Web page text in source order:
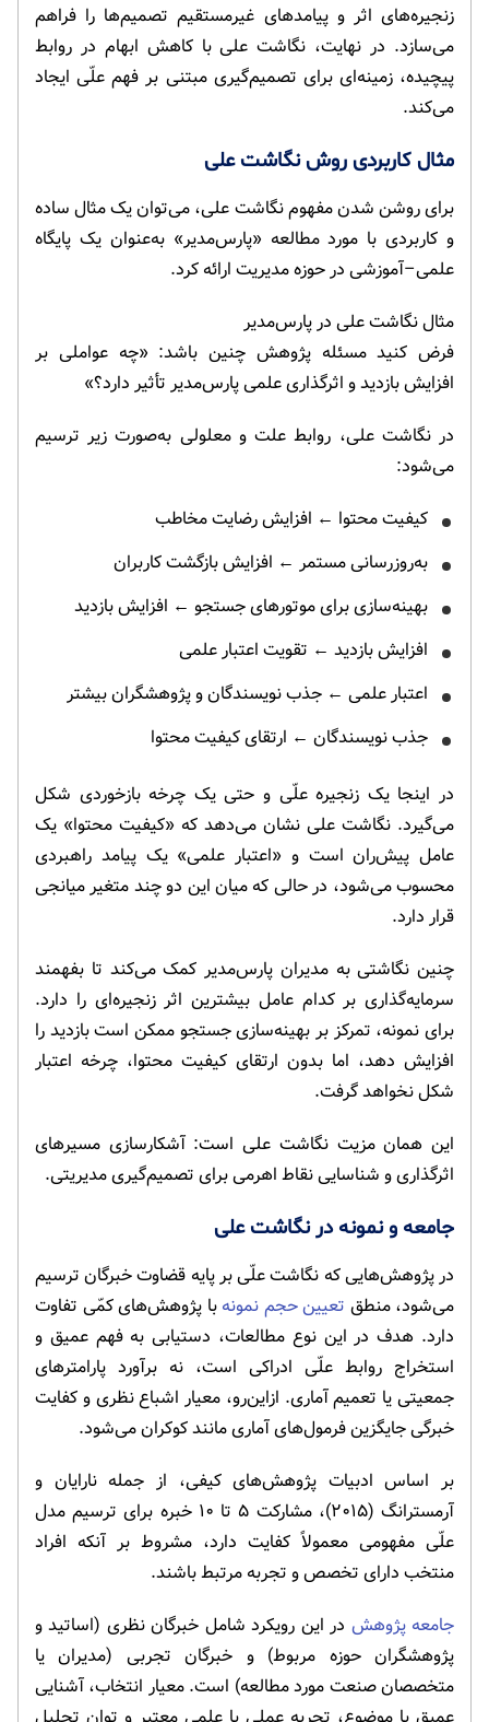
زنجیره‌های اثر و پیامدهای غیرمستقیم تصمیم‌ها را فراهم
می‌سازد. در نهایت، نگاشت علی با کاهش ابهام در روابط
پیچیده، زمینه‌ای برای تصمیم‌گیری مبتنی بر فهم علّی ایجاد
می‌کند.
مثال کاربردی روش نگاشت علی
برای روشن شدن مفهوم نگاشت علی، می‌توان یک مثال ساده
و کاربردی با مورد مطالعه «پارس‌مدیر» به‌عنوان یک پایگاه
علمی–آموزشی در حوزه مدیریت ارائه کرد.
مثال نگاشت علی در پارس‌مدیر
فرض کنید مسئله پژوهش چنین باشد: «چه عواملی بر
افزایش بازدید و اثرگذاری علمی پارس‌مدیر تأثیر دارد؟»
در نگاشت علی، روابط علت و معلولی به‌صورت زیر ترسیم
می‌شود:
کیفیت محتوا ← افزایش رضایت مخاطب
به‌روزرسانی مستمر ← افزایش بازگشت کاربران
بهینه‌سازی برای موتورهای جستجو ← افزایش بازدید
افزایش بازدید ← تقویت اعتبار علمی
اعتبار علمی ← جذب نویسندگان و پژوهشگران بیشتر
جذب نویسندگان ← ارتقای کیفیت محتوا
در اینجا یک زنجیره علّی و حتی یک چرخه بازخوردی شکل
می‌گیرد. نگاشت علی نشان می‌دهد که «کیفیت محتوا» یک
عامل پیش‌ران است و «اعتبار علمی» یک پیامد راهبردی
محسوب می‌شود، در حالی که میان این دو چند متغیر میانجی
قرار دارد.
چنین نگاشتی به مدیران پارس‌مدیر کمک می‌کند تا بفهمند
سرمایه‌گذاری بر کدام عامل بیشترین اثر زنجیره‌ای را دارد.
برای نمونه، تمرکز بر بهینه‌سازی جستجو ممکن است بازدید را
افزایش دهد، اما بدون ارتقای کیفیت محتوا، چرخه اعتبار
شکل نخواهد گرفت.
این همان مزیت نگاشت علی است: آشکارسازی مسیرهای
اثرگذاری و شناسایی نقاط اهرمی برای تصمیم‌گیری مدیریتی.
جامعه و نمونه در نگاشت علی
در پژوهش‌هایی که نگاشت علّی بر پایه قضاوت خبرگان ترسیم
می‌شود، منطق تعیین حجم نمونه با پژوهش‌های کمّی تفاوت
دارد. هدف در این نوع مطالعات، دستیابی به فهم عمیق و
استخراج روابط علّی ادراکی است، نه برآورد پارامترهای
جمعیتی یا تعمیم آماری. ازاین‌رو، معیار اشباع نظری و کفایت
خبرگی جایگزین فرمول‌های آماری مانند کوکران می‌شود.
بر اساس ادبیات پژوهش‌های کیفی، از جمله نارایان و
آرمسترانگ (۲۰۱۵)، مشارکت ۵ تا ۱۰ خبره برای ترسیم مدل
علّی مفهومی معمولاً کفایت دارد، مشروط بر آنکه افراد
منتخب دارای تخصص و تجربه مرتبط باشند.
جامعه پژوهش در این رویکرد شامل خبرگان نظری (اساتید و
پژوهشگران حوزه مربوط) و خبرگان تجربی (مدیران یا
متخصصان صنعت مورد مطالعه) است. معیار انتخاب، آشنایی